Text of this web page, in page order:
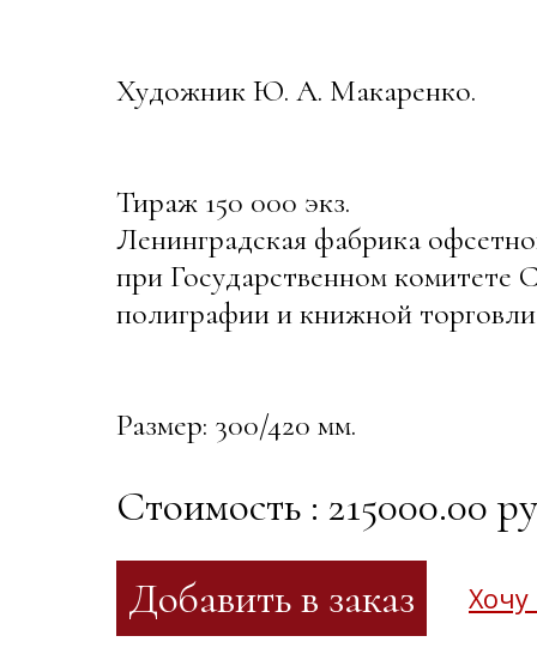
Художник Ю. А. Макаренко.
Тираж 150 000 экз.
Ленинградская фабрика
при Государственном комитете
полиграфии и книжной
Размер: 300/420 мм.
Стоимость : 215000.00
Хочу